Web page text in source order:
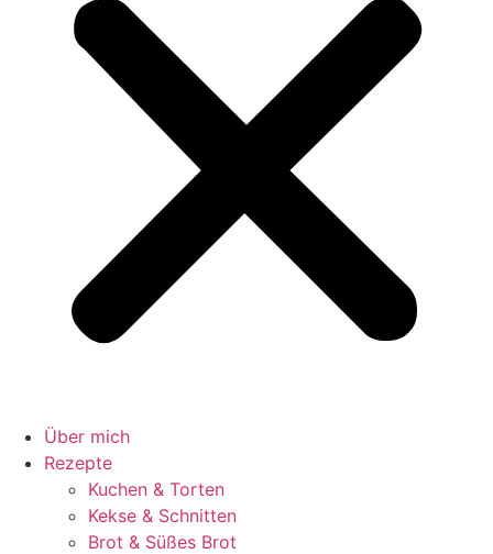
Über mich
Rezepte
Kuchen & Torten
Kekse & Schnitten
Brot & Süßes Brot